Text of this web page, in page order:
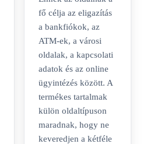
fő célja az eligazítás
a bankfiókok, az
ATM-ek, a városi
oldalak, a kapcsolati
adatok és az online
ügyintézés között. A
termékes tartalmak
külön oldaltípuson
maradnak, hogy ne
keveredjen a kétféle